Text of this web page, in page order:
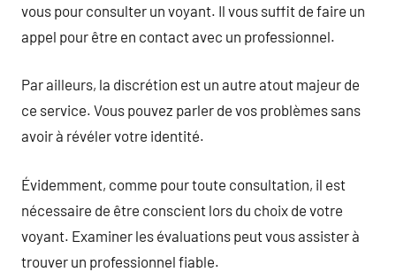
vous pour consulter un voyant. Il vous suffit de faire un
appel pour être en contact avec un professionnel.
Par ailleurs, la discrétion est un autre atout majeur de
ce service. Vous pouvez parler de vos problèmes sans
avoir à révéler votre identité.
Évidemment, comme pour toute consultation, il est
nécessaire de être conscient lors du choix de votre
voyant. Examiner les évaluations peut vous assister à
trouver un professionnel fiable.